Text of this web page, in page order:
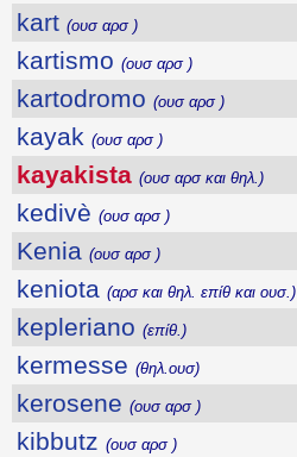
kart (ουσ αρσ )
kartismo (ουσ αρσ )
kartodromo (ουσ αρσ )
kayak (ουσ αρσ )
kayakista (ουσ αρσ και θηλ.)
kedivè (ουσ αρσ )
Kenia (ουσ αρσ )
keniota (αρσ και θηλ. επίθ και ουσ.)
kepleriano (επίθ.)
kermesse (θηλ.ουσ)
kerosene (ουσ αρσ )
kibbutz (ουσ αρσ )